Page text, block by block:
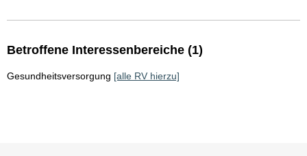
Betroffene Interessenbereiche (1)
Gesundheitsversorgung [alle RV hierzu]